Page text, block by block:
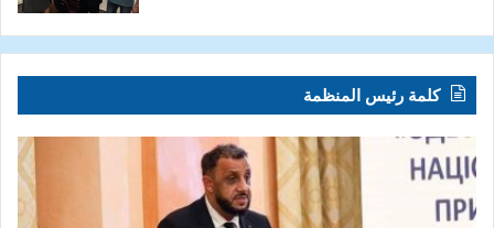
كلمة رئيس المنظمة